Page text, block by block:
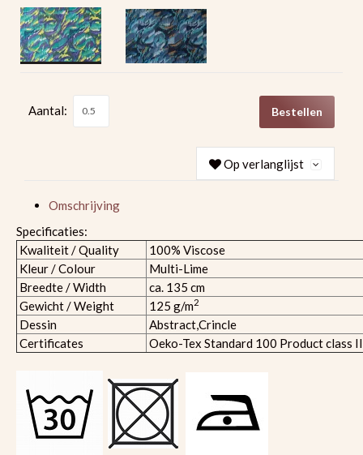
Aantal: Bestellen
Op verlanglijst
Omschrijving
Specificaties:
Kwaliteit / Quality
100% Viscose
Kleur / Colour
Multi-Lime
Breedte / Width
ca. 135 cm
Gewicht / Weight
125 g/m2
Dessin
Abstract,Crincle
Certificates
Oeko-Tex Standard 100 Product class II